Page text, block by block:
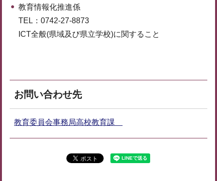
教育情報化推進係
TEL：0742-27-8873
ICT全般(県域及び県立学校)に関すること
お問い合わせ先
教育委員会事務局高校教育課